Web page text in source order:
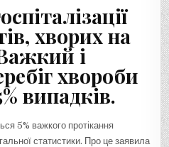
хворих на
і
хвороби
випадків.
5% важкого протікання
статистики. Про це заявила